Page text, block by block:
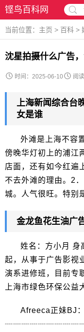
铿鸟百科网
当前位置： 主页 > 百科 >
沈星拍摄什么广告
时间：2025-06-10 阅
上海新闻综合台
女是谁
外滩是上海不容
傍晚华灯初上的浦江
店面，还有如今红遍
不去外滩的理由。2
城。人气很旺。特别
金龙鱼花生油广
姓名：方小月
起，从事于广告影视
演系进修班，目前专
上海市绿色环保公益
Afreeca正妹BJ